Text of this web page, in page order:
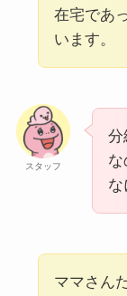
在宅であ
います。
スタッフ
分
な
ママさん